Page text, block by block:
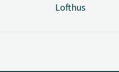
Lofthus